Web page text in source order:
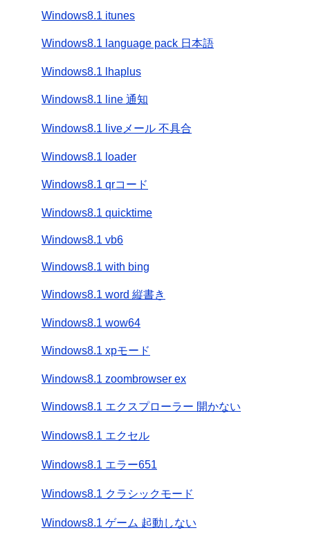
Windows8.1 itunes
Windows8.1 language pack 日本語
Windows8.1 lhaplus
Windows8.1 line 通知
Windows8.1 liveメール 不具合
Windows8.1 loader
Windows8.1 qrコード
Windows8.1 quicktime
Windows8.1 vb6
Windows8.1 with bing
Windows8.1 word 縦書き
Windows8.1 wow64
Windows8.1 xpモード
Windows8.1 zoombrowser ex
Windows8.1 エクスプローラー 開かない
Windows8.1 エクセル
Windows8.1 エラー651
Windows8.1 クラシックモード
Windows8.1 ゲーム 起動しない